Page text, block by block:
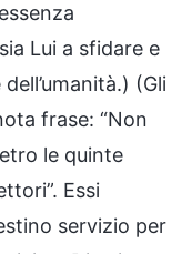
Lui a sfidare e
(Gli
frase: “Non
le quinte
Essi
servizio per